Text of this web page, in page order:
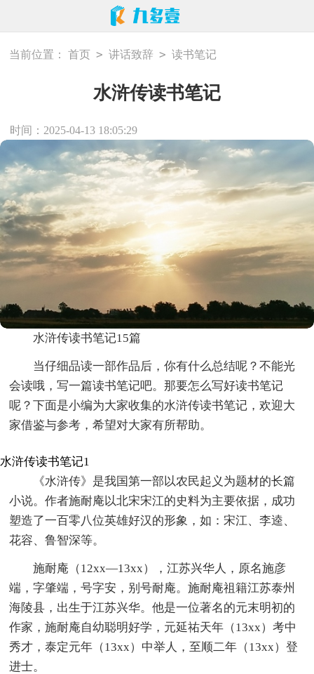
当前位置： 首页 > 讲话致辞 > 读书笔记
水浒传读书笔记
时间：2025-04-13 18:05:29
水浒传读书笔记15篇
当仔细品读一部作品后，你有什么总结呢？不能光
会读哦，写一篇读书笔记吧。那要怎么写好读书笔记
呢？下面是小编为大家收集的水浒传读书笔记，欢迎大
家借鉴与参考，希望对大家有所帮助。
水浒传读书笔记1
《水浒传》是我国第一部以农民起义为题材的长篇
小说。作者施耐庵以北宋宋江的史料为主要依据，成功
塑造了一百零八位英雄好汉的形象，如：宋江、李逵、
花容、鲁智深等。
施耐庵（12xx—13xx），江苏兴华人，原名施彦
端，字肇端，号字安，别号耐庵。施耐庵祖籍江苏泰州
海陵县，出生于江苏兴华。他是一位著名的元末明初的
作家，施耐庵自幼聪明好学，元延祐天年（13xx）考中
秀才，泰定元年（13xx）中举人，至顺二年（13xx）登
进士。